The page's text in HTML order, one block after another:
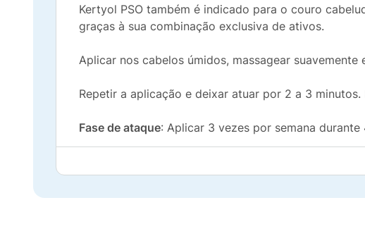
Kertyol PSO também é indicado para o couro
graças à sua combinação exclusiva de ativos.
Aplicar nos cabelos úmidos, massagear suavemente
Repetir a aplicação e deixar atuar por 2 a 3 minutos.
Fase de ataque: Aplicar 3 vezes por semana durante
•Celastrol (novo ativo patenteado exclusivo) – age